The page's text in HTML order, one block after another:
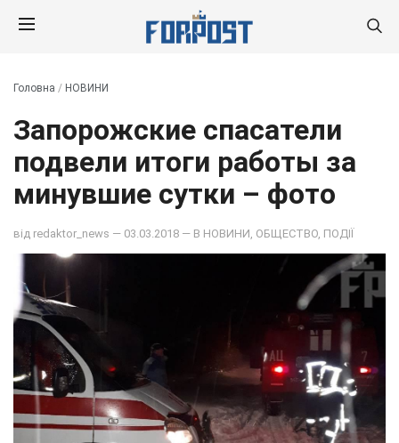
Головна / НОВИНИ
Запорожские спасатели
подвели итоги работы за
минувшие сутки – фото
від redaktor_news — 03.03.2018 — В НОВИНИ ОБЩЕСТВО ПОДІЇ